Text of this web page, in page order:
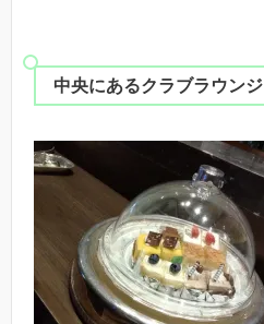
中央にあるクラブラウンジ